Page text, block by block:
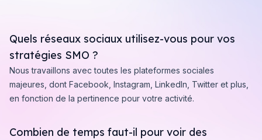
Quels réseaux sociaux utilisez-vous pour vos
stratégies SMO ?
Nous travaillons avec toutes les plateformes sociales
majeures, dont Facebook, Instagram, LinkedIn, Twitter et plus,
en fonction de la pertinence pour votre activité.
Combien de temps faut-il pour voir des